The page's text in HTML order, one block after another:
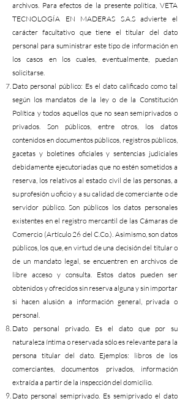
archivos. Para efectos de la presente política, VETA
TECNOLOGÍA EN MADERAS S.A.S advierte el
carácter facultativo que tiene el titular del dato
personal para suministrar este tipo de información en
los casos en los cuales, eventualmente, puedan
solicitarse.
Dato personal público: Es el dato calificado como tal
según los mandatos de la ley o de la Constitución
Política y todos aquellos que no sean semiprivados o
privados. Son públicos, entre otros, los datos
contenidos en documentos públicos, registros públicos,
gacetas y boletines oficiales y sentencias judiciales
debidamente ejecutoriadas que no estén sometidos a
reserva, los relativos al estado civil de las personas, a
su profesión u oficio y a su calidad de comerciante o de
servidor público. Son públicos los datos personales
existentes en el registro mercantil de las Cámaras de
Comercio (Artículo 26 del C.Co.). Asimismo, son datos
públicos, los que, en virtud de una decisión del titular o
de un mandato legal, se encuentren en archivos de
libre acceso y consulta. Estos datos pueden ser
obtenidos y ofrecidos sin reserva alguna y sin importar
si hacen alusión a información general, privada o
personal.
Dato personal privado. Es el dato que por su
naturaleza íntima o reservada sólo es relevante para la
persona titular del dato. Ejemplos: libros de los
comerciantes, documentos privados, información
extraída a partir de la inspección del domicilio.
Dato personal semiprivado. Es semiprivado el dato